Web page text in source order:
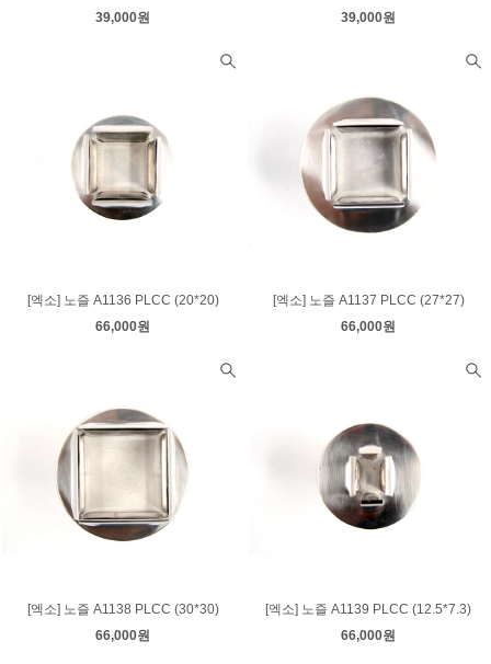
39,000원
39,000원
[엑소] 노즐 A1136 PLCC (20*20)
66,000원
[엑소] 노즐 A1137 PLCC (27*27)
66,000원
[엑소] 노즐 A1138 PLCC (30*30)
66,000원
[엑소] 노즐 A1139 PLCC (12.5*7.3)
66,000원